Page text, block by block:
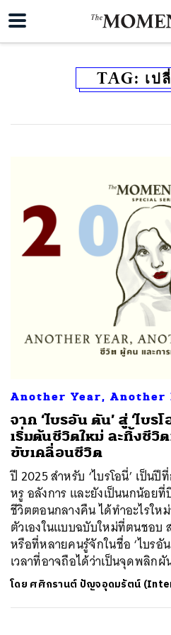
TAG: เป
Another Year, Another
จาก ‘ไบรอัน ตัน’ สู่ ‘ไบร
เริ่มต้นชีวิตใหม่ ละทิ้งชีวิ
ขับเคลื่อนชีวิต
ปี 2025 สำหรับ ‘ไบรโอนี่’ เป็นปี
หรู อลังการ และยังเป็นนกน้อย
ชีวิตตอนกลางคืน ได้ทำอะไรให
ตัวเองในแบบฉบับใหม่ที่ตนชอบ
หรือที่หลายคนรู้จักในชื่อ ‘ไบรอั
เวลาที่อาจถือได้ว่าเป็นจุดพลิก
โดย ศศิกรานต์ ปัญจอุดมรัตน์
SHARE TWEET